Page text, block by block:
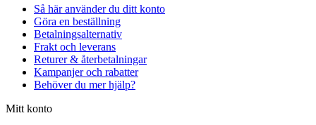
Så här använder du ditt konto
Göra en beställning
Betalningsalternativ
Frakt och leverans
Returer & återbetalningar
Kampanjer och rabatter
Behöver du mer hjälp?
Mitt konto